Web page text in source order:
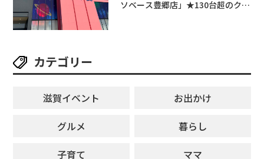
ソベース豊郷店」★130台超のクレ
カテゴリー
滋賀イベント
お出かけ
グルメ
暮らし
子育て
ママ